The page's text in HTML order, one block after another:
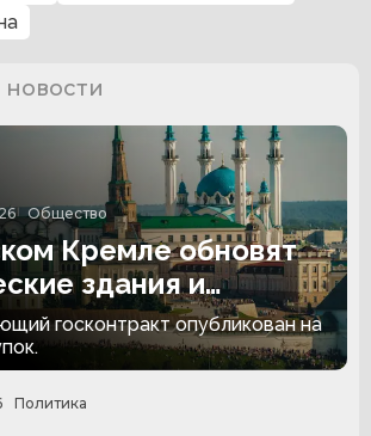
Общество
Кремле обновят
здания и
за 174,4 млн
госконтракт опубликован на
Политика